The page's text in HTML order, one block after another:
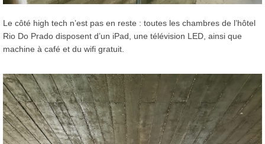
Le côté high tech n’est pas en reste : toutes les chambres de l’hôtel
Rio Do Prado disposent d’un iPad, une télévision LED, ainsi que
machine à café et du wifi gratuit.